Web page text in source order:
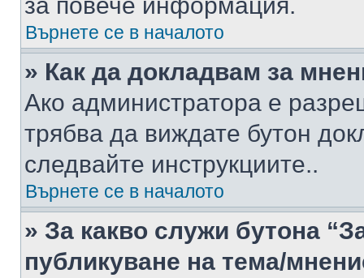
Върнете се в началото
» Как да докладвам за
Ако администратора е
трябва да виждате бутон
следвайте инструкциите..
Върнете се в началото
» За какво служи бутона
публикуване на тема/